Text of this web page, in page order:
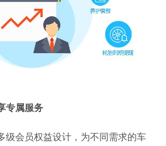
专属服务
级会员权益设计，为不同需求的车